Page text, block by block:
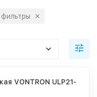
VONTRON ULP21-